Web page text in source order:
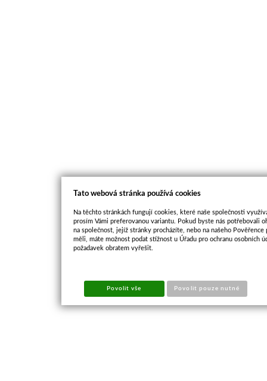
Tato webová stránka používá cookies
Na těchto stránkách fungují cookies, které naše společnosti
prosím Vámi preferovanou variantu. Pokud byste nás potřebovali
na společnost, jejíž stránky procházíte, nebo na našeho
měli, máte možnost podat stížnost u Úřadu pro ochranu osobních
požadavek obratem vyřešit.
Povolit vše Povolit pouze nutné